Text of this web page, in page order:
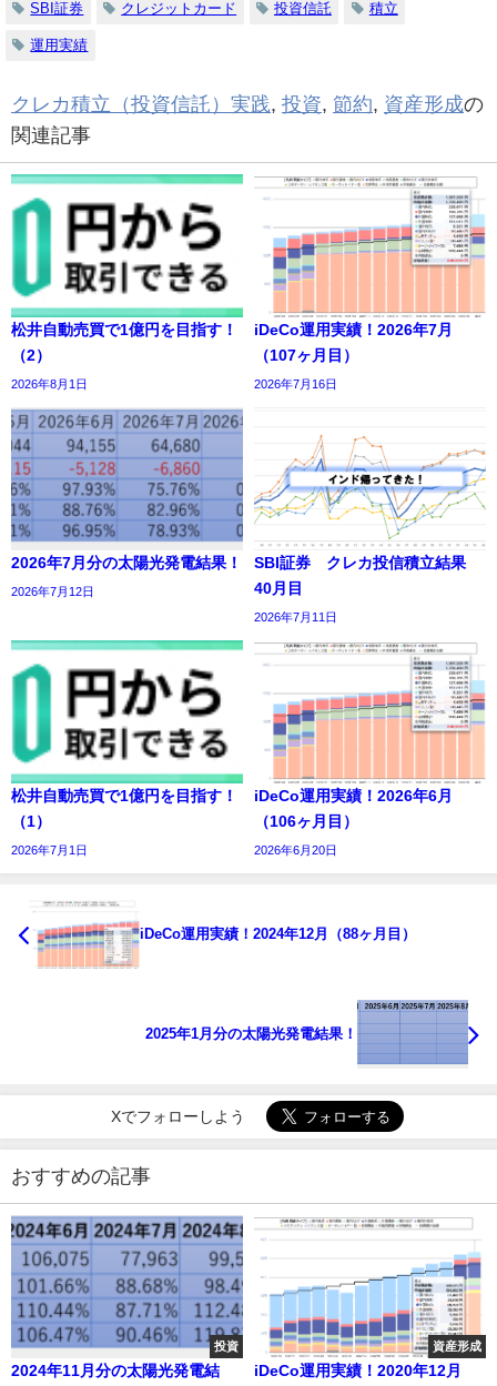
SBI証券 クレジットカード 投資信託 積立
運用実績
クレカ積立（投資信託）実践, 投資, 節約, 資産形成の
関連記事
松井自動売買で1億円を目指す！
（2）
2026年8月1日
iDeCo運用実績！2026年7月
（107ヶ月目）
2026年7月16日
2026年7月分の太陽光発電結果！
2026年7月12日
SBI証券 クレカ投信積立結果
40月目
2026年7月11日
松井自動売買で1億円を目指す！
（1）
2026年7月1日
iDeCo運用実績！2026年6月
（106ヶ月目）
2026年6月20日
iDeCo運用実績！2024年12月（88ヶ月目）
2025年1月分の太陽光発電結果！
Xでフォローしよう
おすすめの記事
投資
2024年11月分の太陽光発電結
資産形成
iDeCo運用実績！2020年12月